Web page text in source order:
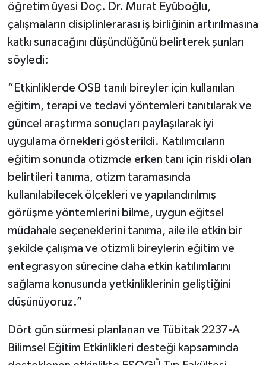
öğretim üyesi Doç. Dr. Murat Eyüboğlu,
çalışmaların disiplinlerarası iş birliğinin artırılmasına
katkı sunacağını düşündüğünü belirterek şunları
söyledi:
“Etkinliklerde OSB tanılı bireyler için kullanılan
eğitim, terapi ve tedavi yöntemleri tanıtılarak ve
güncel araştırma sonuçları paylaşılarak iyi
uygulama örnekleri gösterildi. Katılımcıların
eğitim sonunda otizmde erken tanı için riskli olan
belirtileri tanıma, otizm taramasında
kullanılabilecek ölçekleri ve yapılandırılmış
görüşme yöntemlerini bilme, uygun eğitsel
müdahale seçeneklerini tanıma, aile ile etkin bir
şekilde çalışma ve otizmli bireylerin eğitim ve
entegrasyon sürecine daha etkin katılımlarını
sağlama konusunda yetkinliklerinin geliştiğini
düşünüyoruz.”
Dört gün sürmesi planlanan ve Tübitak 2237-A
Bilimsel Eğitim Etkinlikleri desteği kapsamında